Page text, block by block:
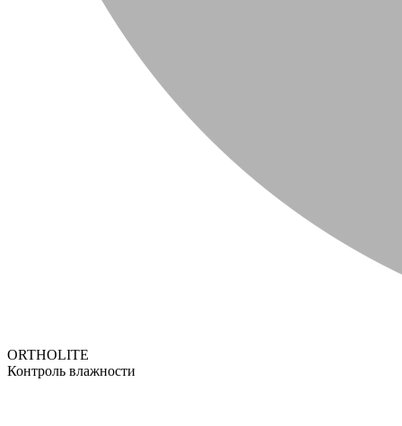
ORTHOLITE
Контроль влажности